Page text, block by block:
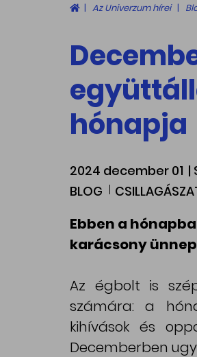
Az Univerzum hírei
hónapja
2024 december 01 |
BLOG
Ebben a
karácsony
Az égbolt is
számára: a
kihívások és
Decemberben